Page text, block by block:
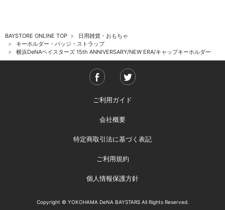
BAYSTORE ONLINE TOP
日用雑貨・おもちゃ
キーホルダー・バッジ・ストラップ
横浜DeNAベイスターズ 15th ANNIVERSARY/NEW ERA/キャップキーホルダー
ご利用ガイド
会社概要
特定商取引法に基づく表記
ご利用規約
個人情報保護方針
Copyright © YOKOHAMA DeNA BAYSTARS All Rights Reserved.